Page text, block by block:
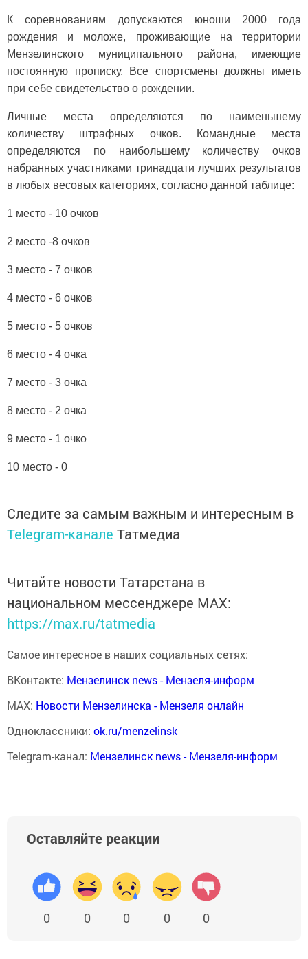
К соревнованиям допускаются юноши 2000 года
рождения и моложе, проживающие на территории
Мензелинского муниципального района, имеющие
постоянную прописку. Все спортсмены должны иметь
при себе свидетельство о рождении.
Личные места определяются по наименьшему
количеству штрафных очков. Командные места
определяются по наибольшему количеству очков
набранных участниками тринадцати лучших результатов
в любых весовых категориях, согласно данной таблице:
1 место - 10 очков
2 место -8 очков
3 место - 7 очков
4 место - 6 очков
5 место - 5 очков
6 место - 4 очка
7 место - 3 очка
8 место - 2 очка
9 место - 1 очко
10 место - 0
Следите за самым важным и интересным в
Telegram-канале Татмедиа
Читайте новости Татарстана в
национальном мессенджере MАХ:
https://max.ru/tatmedia
Самое интересное в наших социальных сетях:
ВКонтакте: Мензелинск news - Мензеля-информ
MAX: Новости Мензелинска - Мензеля онлайн
Одноклассники: ok.ru/menzelinsk
Telegram-канал: Мензелинск news - Мензеля-информ
Оставляйте реакции
0 0 0 0 0